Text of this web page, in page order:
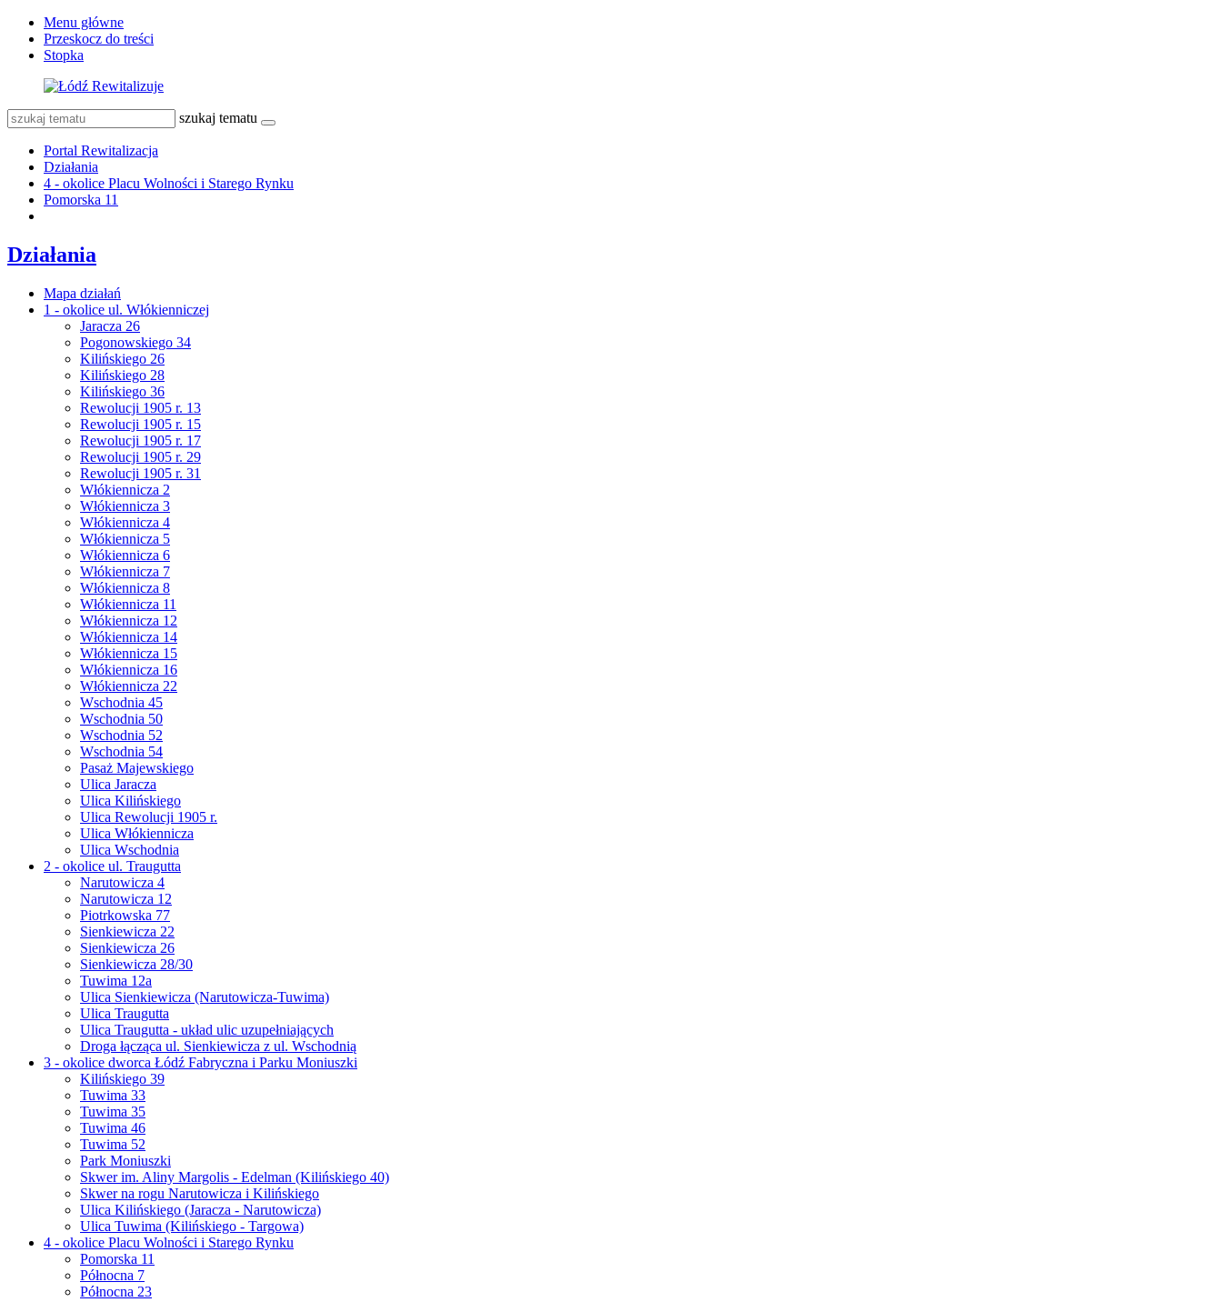
Menu główne
Przeskocz do treści
Stopka
szukaj tematu
Portal Rewitalizacja
Działania
4 - okolice Placu Wolności i Starego Rynku
Pomorska 11
Działania
Mapa działań
1 - okolice ul. Włókienniczej
Jaracza 26
Pogonowskiego 34
Kilińskiego 26
Kilińskiego 28
Kilińskiego 36
Rewolucji 1905 r. 13
Rewolucji 1905 r. 15
Rewolucji 1905 r. 17
Rewolucji 1905 r. 29
Rewolucji 1905 r. 31
Włókiennicza 2
Włókiennicza 3
Włókiennicza 4
Włókiennicza 5
Włókiennicza 6
Włókiennicza 7
Włókiennicza 8
Włókiennicza 11
Włókiennicza 12
Włókiennicza 14
Włókiennicza 15
Włókiennicza 16
Włókiennicza 22
Wschodnia 45
Wschodnia 50
Wschodnia 52
Wschodnia 54
Pasaż Majewskiego
Ulica Jaracza
Ulica Kilińskiego
Ulica Rewolucji 1905 r.
Ulica Włókiennicza
Ulica Wschodnia
2 - okolice ul. Traugutta
Narutowicza 4
Narutowicza 12
Piotrkowska 77
Sienkiewicza 22
Sienkiewicza 26
Sienkiewicza 28/30
Tuwima 12a
Ulica Sienkiewicza (Narutowicza-Tuwima)
Ulica Traugutta
Ulica Traugutta - układ ulic uzupełniających
Droga łącząca ul. Sienkiewicza z ul. Wschodnią
3 - okolice dworca Łódź Fabryczna i Parku Moniuszki
Kilińskiego 39
Tuwima 33
Tuwima 35
Tuwima 46
Tuwima 52
Park Moniuszki
Skwer im. Aliny Margolis - Edelman (Kilińskiego 40)
Skwer na rogu Narutowicza i Kilińskiego
Ulica Kilińskiego (Jaracza - Narutowicza)
Ulica Tuwima (Kilińskiego - Targowa)
4 - okolice Placu Wolności i Starego Rynku
Pomorska 11
Północna 7
Północna 23